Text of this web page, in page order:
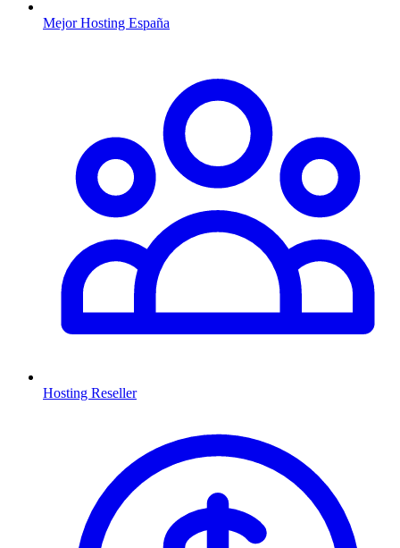
Mejor Hosting España
Hosting Reseller